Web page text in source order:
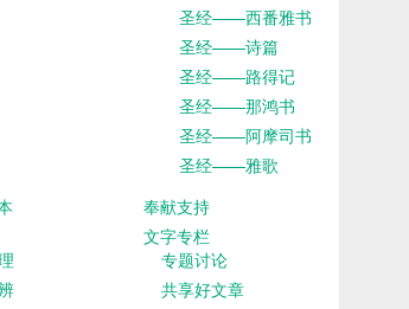
圣经——西番雅书
圣经——诗篇
圣经——路得记
圣经——那鸿书
圣经——阿摩司书
圣经——雅歌
奉献支持
文字专栏
专题讨论
共享好文章